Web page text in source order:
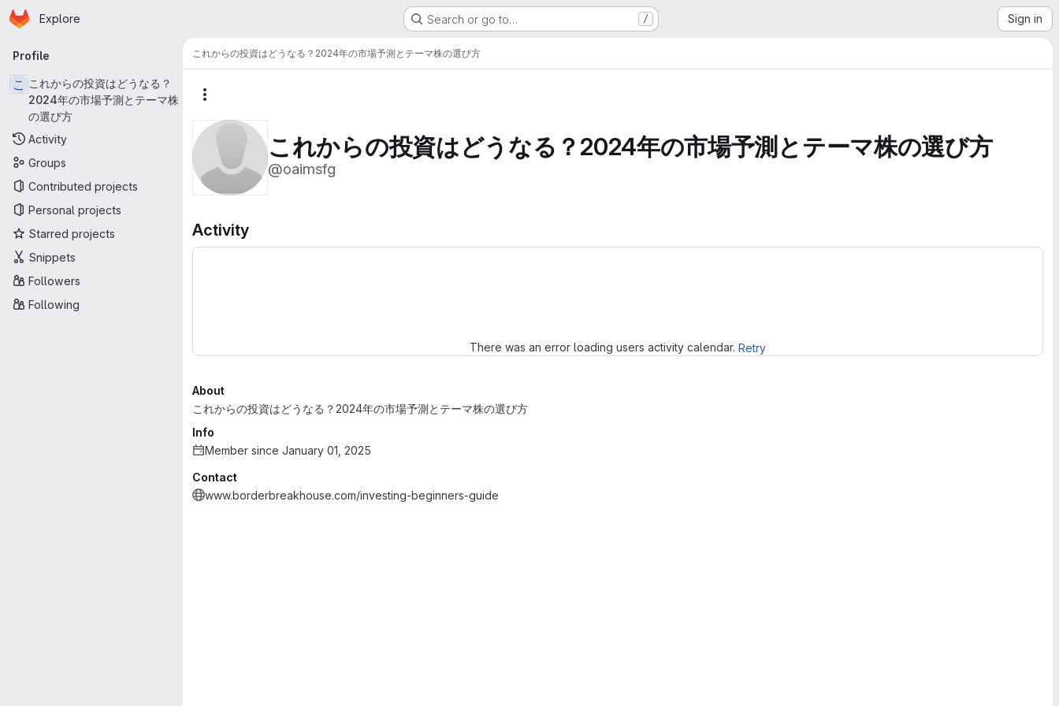
Skip to main content
Homepage
Explore Search or go to… / Sign in
Primary navigation
Profile
こ これからの投資はどうなる？
2024年の市場予測とテーマ株
の選び方
Activity
Groups
Contributed projects
Personal projects
Starred projects
Snippets
Followers
Following
これからの投資はどうなる？2024年の市場予測とテーマ株の選び方
これからの投資はどうなる？2024年の市場予測とテーマ株の選び方
@oaimsfg
Activity
There was an error loading users activity calendar. Retry
About
これからの投資はどうなる？2024年の市場予測とテーマ株の選び方
Info
Member since January 01, 2025
Contact
www.borderbreakhouse.com/investing-beginners-guide